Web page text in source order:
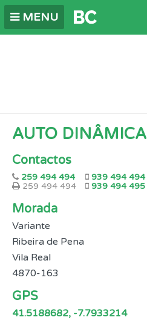
MENU
AUTO DINÂMICA
Contactos
259 494 494
259 494 494
939 494 494
939 494 495
Morada
Variante
Ribeira de Pena
Vila Real
4870-163
GPS
41.5188682, -7.7933214